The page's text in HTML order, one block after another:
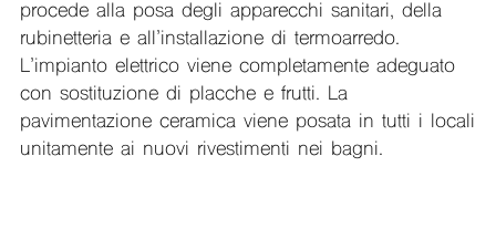
procede alla posa degli apparecchi sanitari, della
rubinetteria e all’installazione di termoarredo.
L’impianto elettrico viene completamente adeguato
con sostituzione di placche e frutti. La
pavimentazione ceramica viene posata in tutti i locali
unitamente ai nuovi rivestimenti nei bagni.